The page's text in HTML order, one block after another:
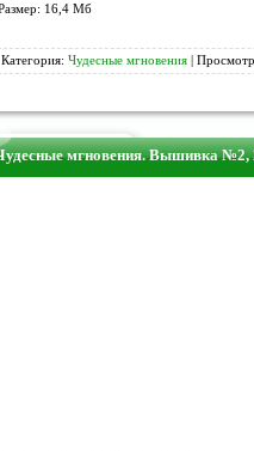
16,4 Мб
Категория: Чудесные мгновения |
мгновения. Вышивка №2,